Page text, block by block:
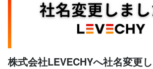
株式会社LEVECHYへ社名変更し